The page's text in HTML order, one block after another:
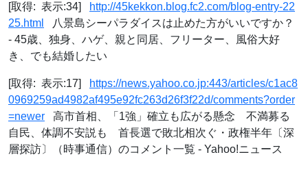
[取得: 表示:34]
http://45kekkon.blog.fc2.com/blog-entry-22
25.html
八景島シーパラダイスは止めた方がいいですか？
- 45歳、独身、ハゲ、親と同居、フリーター、風俗大好
き、でも結婚したい
[取得: 表示:17]
https://news.yahoo.co.jp:443/articles/c1ac8
0969259ad4982af495e92fc263d26f3f22d/comments?order
=newer 高市首相、「1強」確立も広がる懸念 不満募る
自民、体調不安説も 首長選で敗北相次ぐ・政権半年〔深
層探訪〕（時事通信）のコメント一覧 - Yahoo!ニュース